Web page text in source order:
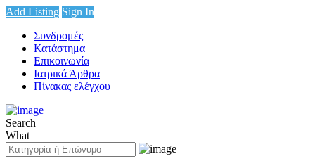
Add Listing Sign In
Συνδρομές
Κατάστημα
Επικοινωνία
Ιατρικά Άρθρα
Πίνακας ελέγχου
Search
What